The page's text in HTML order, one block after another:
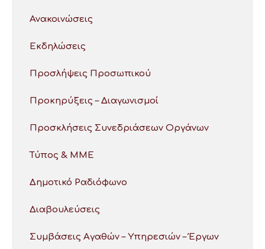
Ανακοινώσεις
Εκδηλώσεις
Προσλήψεις Προσωπικού
Προκηρύξεις – Διαγωνισμοί
Προσκλήσεις Συνεδριάσεων Οργάνων
Τύπος & ΜΜΕ
Δημοτικό Ραδιόφωνο
Διαβουλεύσεις
Συμβάσεις Αγαθών – Υπηρεσιών – Έργων